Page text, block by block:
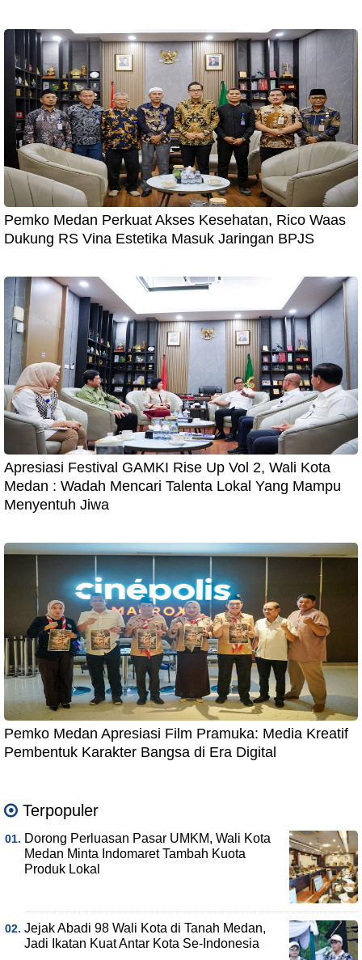
Pemko Medan Perkuat Akses Kesehatan, Rico Waas
Dukung RS Vina Estetika Masuk Jaringan BPJS
Apresiasi Festival GAMKI Rise Up Vol 2, Wali Kota
Medan : Wadah Mencari Talenta Lokal Yang Mampu
Menyentuh Jiwa
Pemko Medan Apresiasi Film Pramuka: Media Kreatif
Pembentuk Karakter Bangsa di Era Digital
Terpopuler
Dorong Perluasan Pasar UMKM, Wali Kota
Medan Minta Indomaret Tambah Kuota
Produk Lokal
Jejak Abadi 98 Wali Kota di Tanah Medan,
Jadi Ikatan Kuat Antar Kota Se-Indonesia